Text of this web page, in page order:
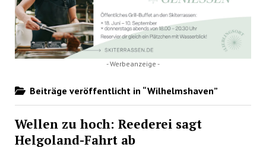
- Werbeanzeige -
Beiträge veröffentlicht in “Wilhelmshaven”
Wellen zu hoch: Reederei sagt
Helgoland-Fahrt ab